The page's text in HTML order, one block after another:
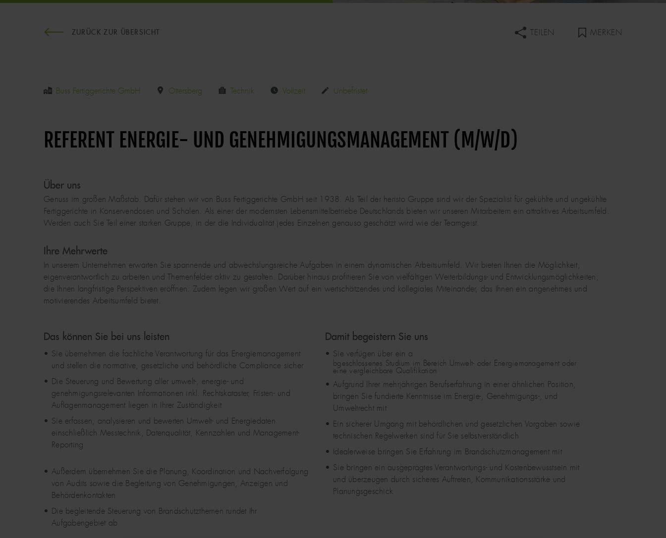
ZURÜCK ZUR ÜBERSICHT TEILEN MERKEN
Buss Fertiggerichte GmbH Ottersberg Technik Vollzeit Unbefristet
REFERENT ENERGIE- UND GENEHMIGUNGSMANAGEMENT (M/W/D)
Über uns
Genuss im großen Maßstab. Dafür stehen wir von Buss Fertiggerichte GmbH seit 1938. Als Teil der heristo Gruppe sind wir der Spezialist für gekühlte und ungekühlte
Fertiggerichte in Konservendosen und Schalen. Als einer der modernsten Lebensmittelbetriebe Deutschlands bieten wir unseren Mitarbeitern ein attraktives Arbeitsumfeld.
Werden auch Sie Teil einer starken Gruppe, in der die Individualität jedes Einzelnen genauso geschätzt wird wie der Teamgeist.
Ihre Mehrwerte
In unserem Unternehmen erwarten Sie spannende und abwechslungsreiche Aufgaben in einem dynamischen Arbeitsumfeld. Wir bieten Ihnen die Möglichkeit,
eigenverantwortlich zu arbeiten und Themenfelder aktiv zu gestalten. Darüber hinaus profitieren Sie von vielfältigen Weiterbildungs- und Entwicklungsmöglichkeiten,
die Ihnen langfristige Perspektiven eröffnen. Zudem legen wir großen Wert auf ein wertschätzendes und kollegiales Miteinander, das Ihnen ein angenehmes und
motivierendes Arbeitsumfeld bietet.
Das können Sie bei uns leisten
Sie übernehmen die fachliche Verantwortung für das Energiemanagement
und stellen die normative, gesetzliche und behördliche Compliance sicher
Die Steuerung und Bewertung aller umwelt-, energie- und
genehmigungsrelevanten Informationen inkl. Rechtskataster, Fristen- und
Auflagenmanagement liegen in Ihrer Zuständigkeit
Sie erfassen, analysieren und bewerten Umwelt- und Energiedaten
einschließlich Messtechnik, Datenqualität, Kennzahlen und Management-
Reporting
Außerdem übernehmen Sie die Planung, Koordination und Nachverfolgung
von Audits sowie die Begleitung von Genehmigungen, Anzeigen und
Behördenkontakten
Die begleitende Steuerung von Brandschutzthemen rundet Ihr
Aufgabengebiet ab
Damit begeistern Sie uns
Sie verfügen über ein a
bgeschlossenes Studium im Bereich Umwelt- oder Energiemanagement oder
eine vergleichbare Qualifikation
Aufgrund Ihrer mehrjährigen Berufserfahrung in einer ähnlichen Position,
bringen Sie fundierte Kenntnisse im Energie-, Genehmigungs-, und
Umweltrecht mit
Ein sicherer Umgang mit behördlichen und gesetzlichen Vorgaben sowie
technischen Regelwerken sind für Sie selbstverständlich
Idealerweise bringen Sie Erfahrung im Brandschutzmanagement mit
Sie bringen ein ausgeprägtes Verantwortungs- und Kostenbewusstsein mit
und überzeugen durch sicheres Auftreten, Kommunikationsstärke und
Planungsgeschick